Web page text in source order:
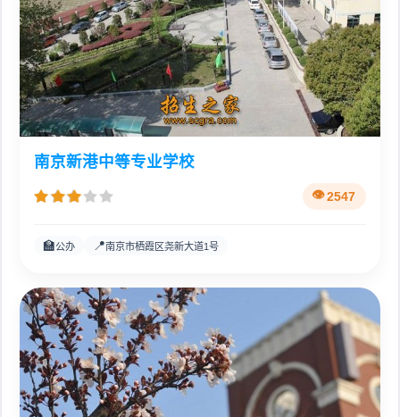
南京新港中等专业学校
2547
🏫公办 📍南京市栖霞区尧新大道1号